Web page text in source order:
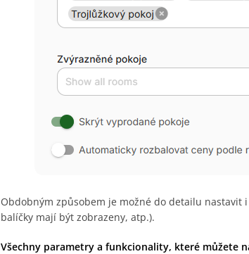
Obdobným způsobem je možné do detailu nastavit
balíčky mají být zobrazeny, atp.).
Všechny parametry a funkcionality, které můžete